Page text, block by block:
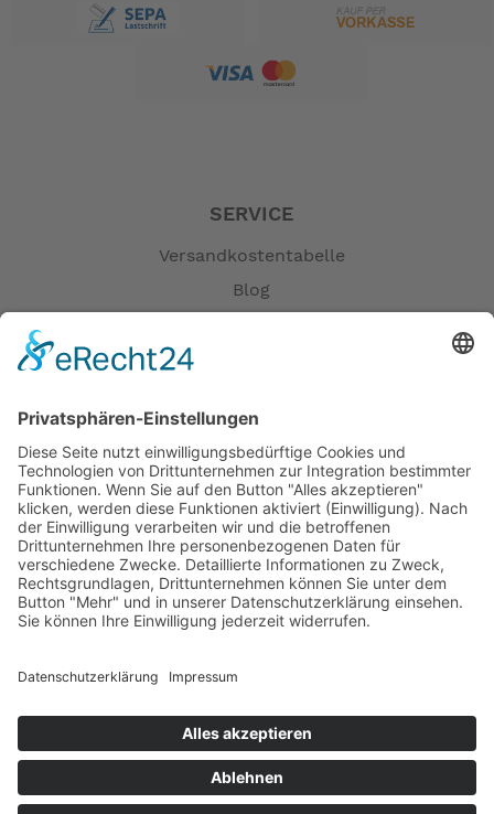
SERVICE
Versandkostentabelle
Blog
Öffnungszeiten
Versandpartner
Verfügbarkeiten
Zahlung und Versand
Datenschutz
Fernabsatz
Widerrufsrecht MS
Kontakt
Garantiefall
Batterieverordnung